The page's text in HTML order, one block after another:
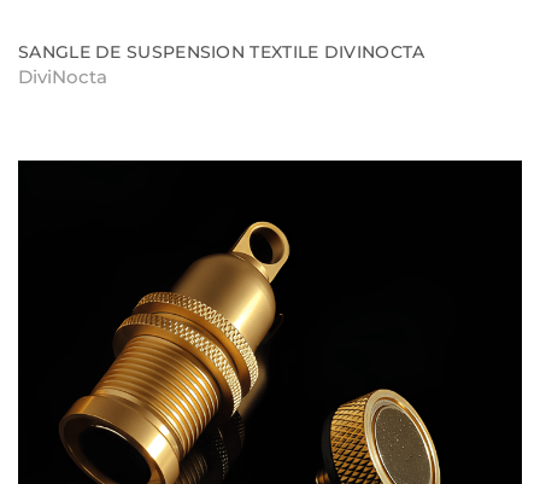
SANGLE DE SUSPENSION TEXTILE DIVINOCTA
DiviNocta